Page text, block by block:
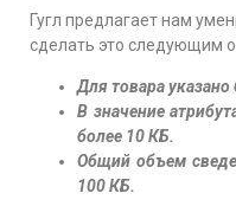
Гугл предлагает нам
сделать это следующим
Для товара указано
В значение
более 10 КБ.
Общий объем
100 КБ.